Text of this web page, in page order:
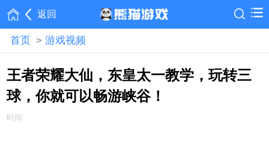
返回
首页 > 游戏视频
王者荣耀大仙，东皇太一教学，玩转三
球，你就可以畅游峡谷！
时间: